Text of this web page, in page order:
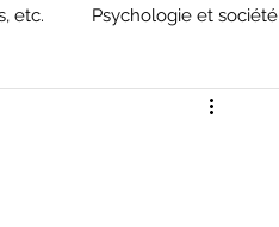
etc. Psychologie et société